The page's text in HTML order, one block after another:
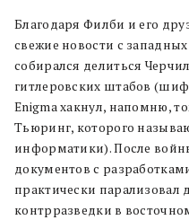
Благодаря Филби и его
свежие новости с
собирался делиться
гитлеровских штабов
Enigma хакнул, напомню,
Тьюринг, которого
информатики). После
документов с
практически парализовал
контрразведки в